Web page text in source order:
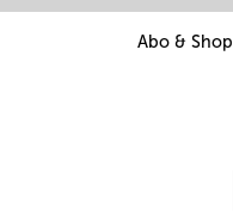
Abo & Shop